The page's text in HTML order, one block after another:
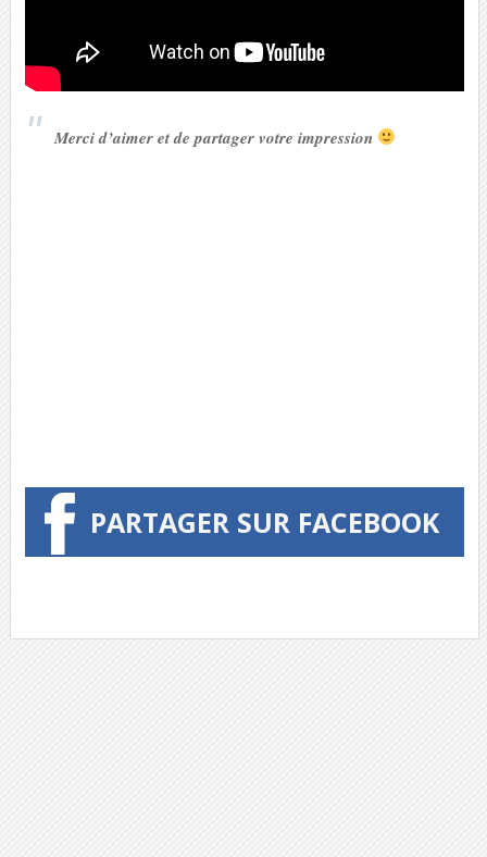
Merci d’aimer et de partager votre impression
PARTAGER SUR FACEBOOK